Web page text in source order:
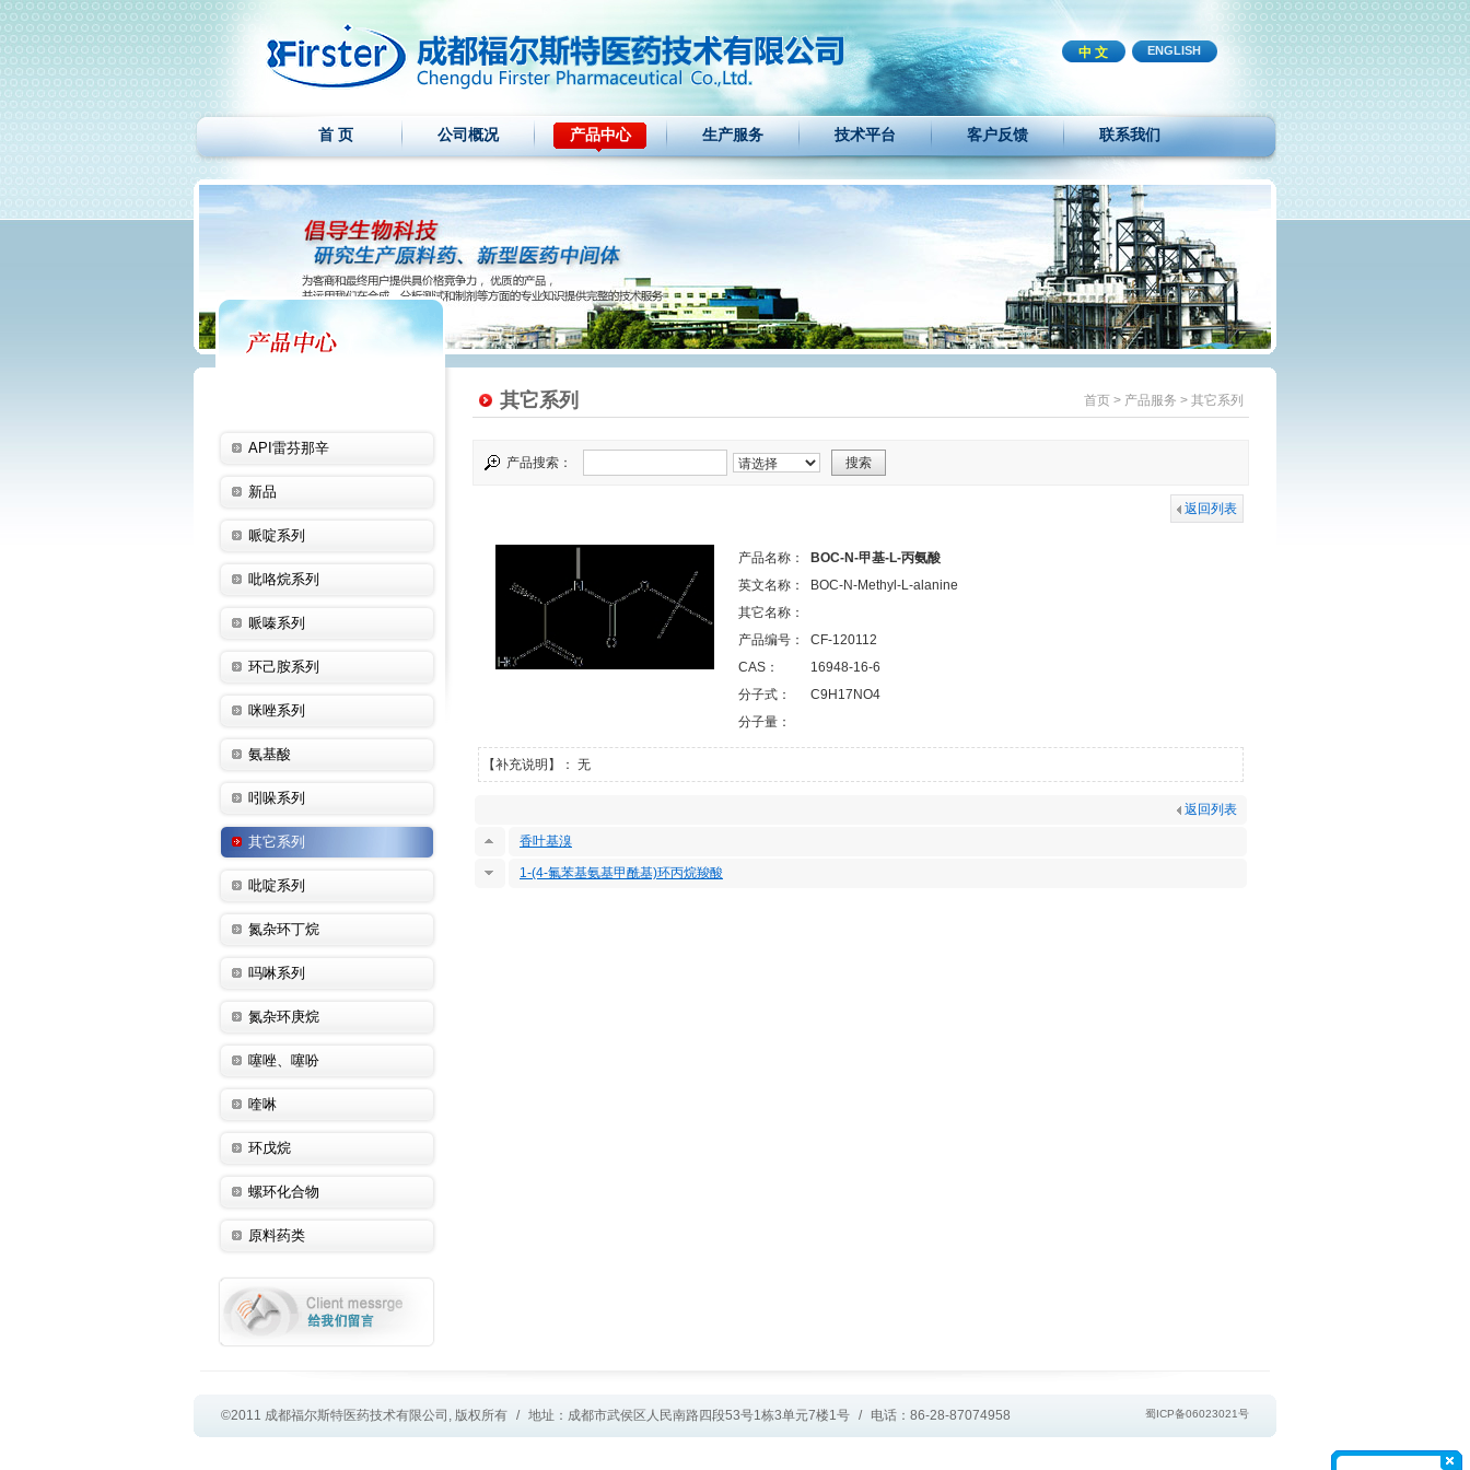
中 文 ENGLISH
首 页 公司概况 产品中心 生产服务 技术平台 客户反馈 联系我们
API雷芬那辛
新品
哌啶系列
吡咯烷系列
哌嗪系列
环己胺系列
咪唑系列
氨基酸
吲哚系列
其它系列
吡啶系列
氮杂环丁烷
吗啉系列
氮杂环庚烷
噻唑、噻吩
喹啉
环戊烷
螺环化合物
原料药类
其它系列 首页 > 产品服务 > 其它系列
产品搜索：
返回列表
产品名称：
BOC-N-甲基-L-丙氨酸
英文名称：
BOC-N-Methyl-L-alanine
其它名称：
产品编号：
CF-120112
CAS：
16948-16-6
分子式：
C9H17NO4
分子量：
【补充说明】： 无
返回列表
香叶基溴
1-(4-氟苯基氨基甲酰基)环丙烷羧酸
蜀ICP备06023021号
©2011 成都福尔斯特医药技术有限公司, 版权所有 / 地址：成都市武侯区人民南路四段53号1栋3单元7楼1号 / 电话：86-28-87074958